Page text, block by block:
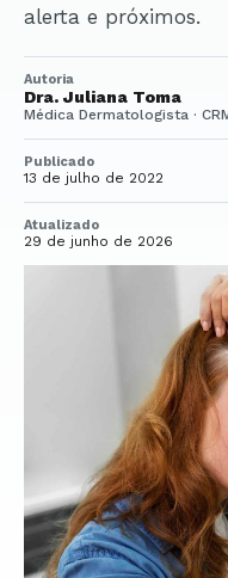
alerta e próximos.
Autoria
Dra. Juliana Toma
Médica Dermatologista ·
Publicado
13 de julho de 2022
Atualizado
29 de junho de 2026